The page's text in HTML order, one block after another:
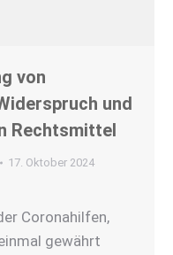
von
und
Rechtsmittel
17. Oktober 2024
Coronahilfen,
gewährt